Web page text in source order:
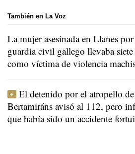
También en La Voz
La mujer asesinada en Llanes
guardia civil gallego llevaba siete
como víctima de violencia
El detenido por el atropello de
Bertamiráns avisó al 112, pero
que había sido un accidente